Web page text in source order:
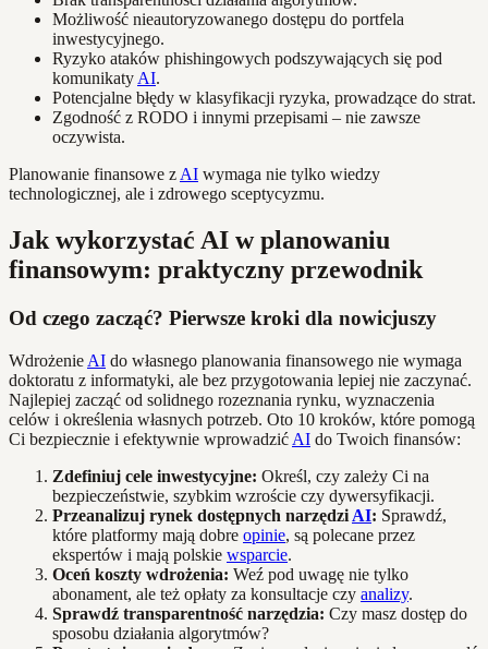
Możliwość nieautoryzowanego dostępu do portfela
inwestycyjnego.
Ryzyko ataków phishingowych podszywających się pod
komunikaty AI.
Potencjalne błędy w klasyfikacji ryzyka, prowadzące do strat.
Zgodność z RODO i innymi przepisami – nie zawsze
oczywista.
Planowanie finansowe z AI wymaga nie tylko wiedzy
technologicznej, ale i zdrowego sceptycyzmu.
Jak wykorzystać AI w planowaniu
finansowym: praktyczny przewodnik
Od czego zacząć? Pierwsze kroki dla nowicjuszy
Wdrożenie AI do własnego planowania finansowego nie wymaga
doktoratu z informatyki, ale bez przygotowania lepiej nie zaczynać.
Najlepiej zacząć od solidnego rozeznania rynku, wyznaczenia
celów i określenia własnych potrzeb. Oto 10 kroków, które pomogą
Ci bezpiecznie i efektywnie wprowadzić AI do Twoich finansów:
Zdefiniuj cele inwestycyjne: Określ, czy zależy Ci na
bezpieczeństwie, szybkim wzroście czy dywersyfikacji.
Przeanalizuj rynek dostępnych narzędzi AI: Sprawdź,
które platformy mają dobre opinie, są polecane przez
ekspertów i mają polskie wsparcie.
Oceń koszty wdrożenia: Weź pod uwagę nie tylko
abonament, ale też opłaty za konsultacje czy analizy.
Sprawdź transparentność narzędzia: Czy masz dostęp do
sposobu działania algorytmów?